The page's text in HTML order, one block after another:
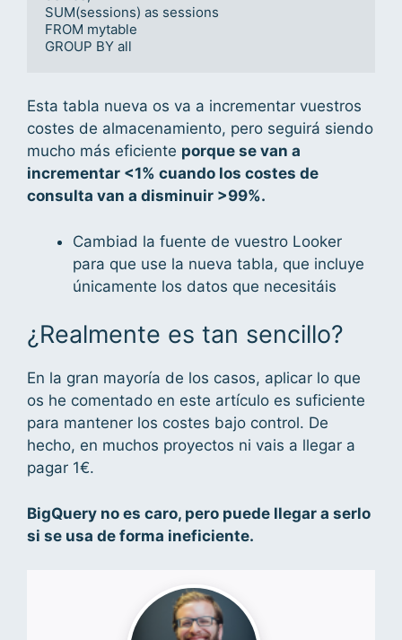
SUM(sessions) as sessions
FROM mytable
GROUP BY all
Esta tabla nueva os va a incrementar vuestros
costes de almacenamiento, pero seguirá siendo
mucho más eficiente porque se van a
incrementar <1% cuando los costes de
consulta van a disminuir >99%.
Cambiad la fuente de vuestro Looker
para que use la nueva tabla, que incluye
únicamente los datos que necesitáis
¿Realmente es tan sencillo?
En la gran mayoría de los casos, aplicar lo que
os he comentado en este artículo es suficiente
para mantener los costes bajo control. De
hecho, en muchos proyectos ni vais a llegar a
pagar 1€.
BigQuery no es caro, pero puede llegar a serlo
si se usa de forma ineficiente.